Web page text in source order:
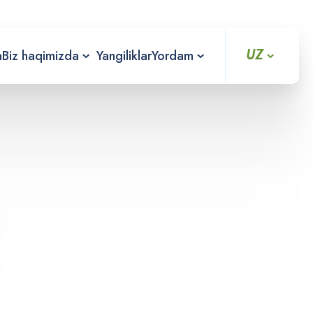
Biz haqimizda YangiliklarYordam UZ